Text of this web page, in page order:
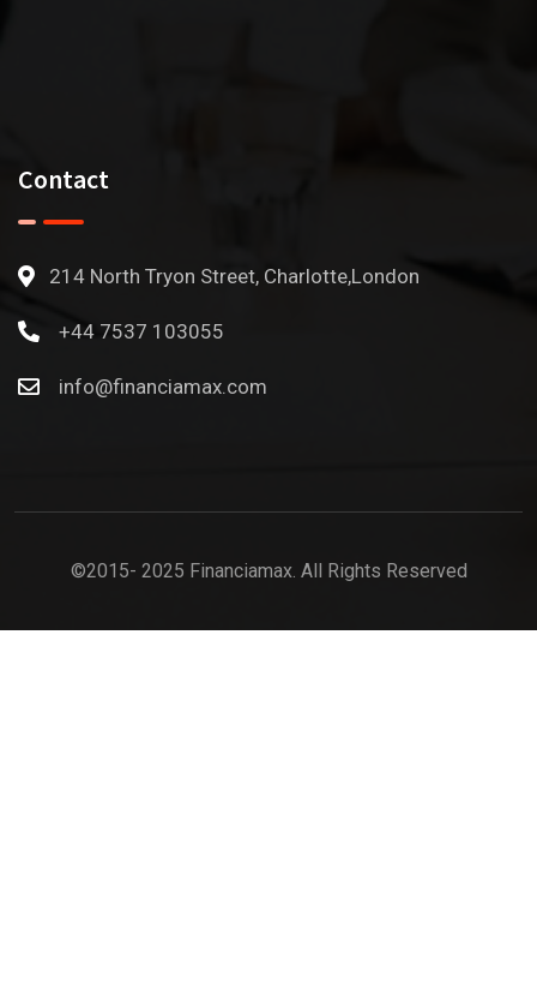
Contact
214 North Tryon Street, Charlotte,London
+44 7537 103055
info@financiamax.com
©2015- 2025 Financiamax. All Rights Reserved